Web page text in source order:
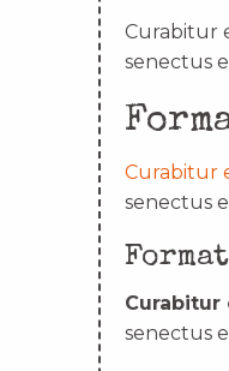
Curabitur
senectus
Curabitur
senectus
Curabitur
senectus